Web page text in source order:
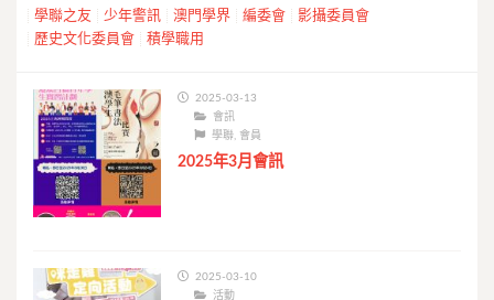
學聯之友
少年警訊 澳門學界 編委會
影攝委員會
歷史文化委員會
積學職用
2025-03-13
會訊
學聯, 會員
2025年3月會訊
2025-03-10
活動